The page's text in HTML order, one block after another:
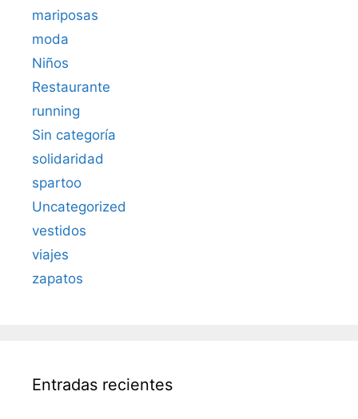
mariposas
moda
Niños
Restaurante
running
Sin categoría
solidaridad
spartoo
Uncategorized
vestidos
viajes
zapatos
Entradas recientes